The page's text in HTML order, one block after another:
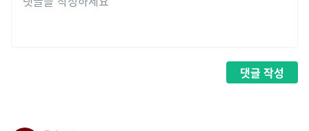
댓글 작성